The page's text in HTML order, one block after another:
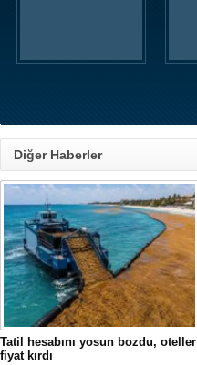
Diğer Haberler
Tatil hesabını yosun bozdu, oteller
fiyat kırdı